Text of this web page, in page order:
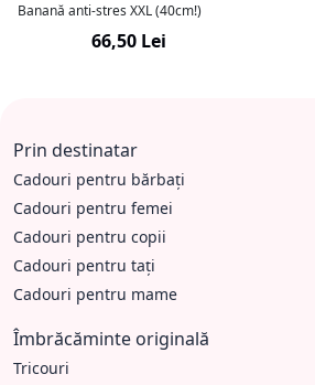
Banană anti-stres XXL (40cm!)
66,50 Lei
Prin destinatar
Cadouri pentru bărbați
Cadouri pentru femei
Cadouri pentru copii
Cadouri pentru tați
Cadouri pentru mame
Îmbrăcăminte originală
Tricouri